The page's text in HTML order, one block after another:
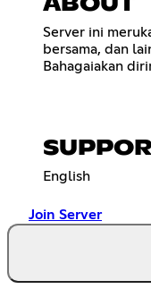
Server ini
bersama, dan
Bahagaiakan
English
Join Server